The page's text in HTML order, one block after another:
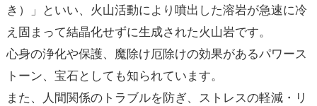
き）」といい、火山活動により噴出した溶岩が急速に冷
え固まって結晶化せずに生成された火山岩です。
心身の浄化や保護、魔除け厄除けの効果があるパワース
トーン、宝石としても知られています。
また、人間関係のトラブルを防ぎ、ストレスの軽減・リ